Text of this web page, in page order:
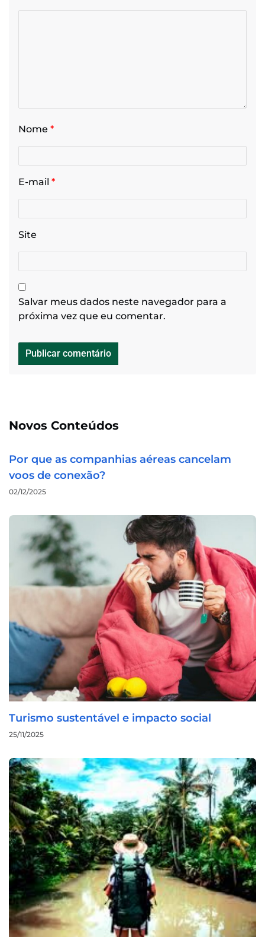
Nome *
E-mail *
Site
Salvar meus dados neste navegador para a
próxima vez que eu comentar.
Novos Conteúdos
Por que as companhias aéreas cancelam
voos de conexão?
02/12/2025
Turismo sustentável e impacto social
25/11/2025